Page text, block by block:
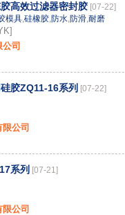
高效过滤器密封胶 [07-22]
模具,硅橡胶,防水,防滑,耐磨
司
胶ZQ11-16系列 [07-22]
公司
系列 [07-21]
公司